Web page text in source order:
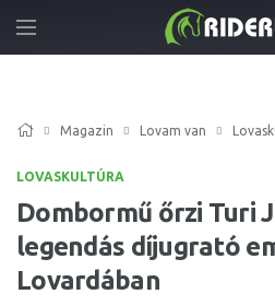
Magazin Lovam van
LOVASKULTÚRA
Dombormű őrzi Turi
legendás díjugrató
Lovardában